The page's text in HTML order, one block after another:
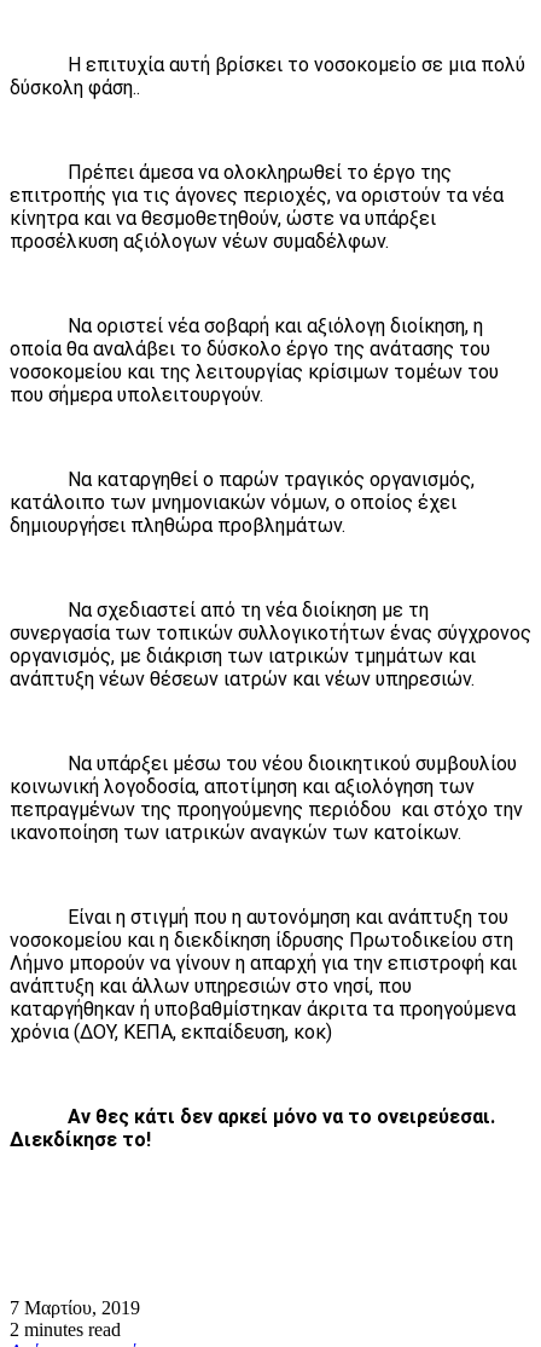
Η επιτυχία αυτή βρίσκει το νοσοκομείο σε μια πολύ
δύσκολη φάση..
Πρέπει άμεσα να ολοκληρωθεί το έργο της
επιτροπής για τις άγονες περιοχές, να οριστούν τα νέα
κίνητρα και να θεσμοθετηθούν, ώστε να υπάρξει
προσέλκυση αξιόλογων νέων συμαδέλφων.
Να οριστεί νέα σοβαρή και αξιόλογη διοίκηση, η
οποία θα αναλάβει το δύσκολο έργο της ανάτασης του
νοσοκομείου και της λειτουργίας κρίσιμων τομέων του
που σήμερα υπολειτουργούν.
Να καταργηθεί ο παρών τραγικός οργανισμός,
κατάλοιπο των μνημονιακών νόμων, ο οποίος έχει
δημιουργήσει πληθώρα προβλημάτων.
Να σχεδιαστεί από τη νέα διοίκηση με τη
συνεργασία των τοπικών συλλογικοτήτων ένας σύγχρονος
οργανισμός, με διάκριση των ιατρικών τμημάτων και
ανάπτυξη νέων θέσεων ιατρών και νέων υπηρεσιών.
Να υπάρξει μέσω του νέου διοικητικού συμβουλίου
κοινωνική λογοδοσία, αποτίμηση και αξιολόγηση των
πεπραγμένων της προηγούμενης περιόδου και στόχο την
ικανοποίηση των ιατρικών αναγκών των κατοίκων.
Είναι η στιγμή που η αυτονόμηση και ανάπτυξη του
νοσοκομείου και η διεκδίκηση ίδρυσης Πρωτοδικείου στη
Λήμνο μπορούν να γίνουν η απαρχή για την επιστροφή και
ανάπτυξη και άλλων υπηρεσιών στο νησί, που
καταργήθηκαν ή υποβαθμίστηκαν άκριτα τα προηγούμενα
χρόνια (ΔΟΥ, ΚΕΠΑ, εκπαίδευση, κοκ)
Αν θες κάτι δεν αρκεί μόνο να το ονειρεύεσαι.
Διεκδίκησε το!
7 Μαρτίου, 2019
2 minutes read